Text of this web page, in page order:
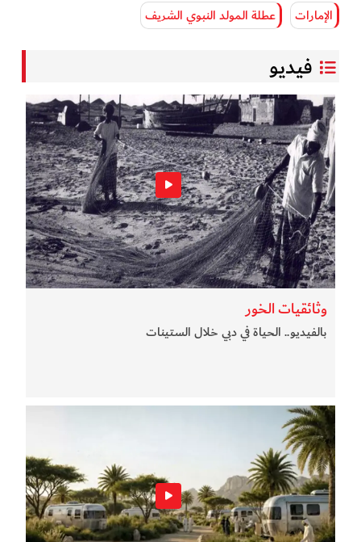
الإمارات عطلة المولد النبوي الشريف
فيديو
وثائقيات الخور
بالفيديو.. الحياة في دبي خلال الستينات